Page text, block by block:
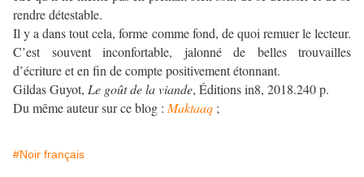
rendre détestable.
Il y a dans tout cela, forme comme fond, de quoi remuer le lecteur.
C’est souvent inconfortable, jalonné de belles trouvailles
d’écriture et en fin de compte positivement étonnant.
Gildas Guyot, Le goût de la viande, Éditions in8, 2018.240 p.
Du même auteur sur ce blog : Maktaaq ;
#Noir français